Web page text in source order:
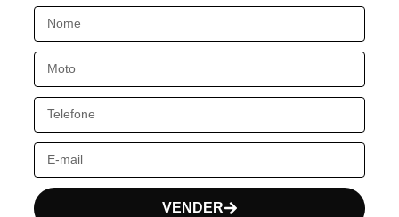
VENDER